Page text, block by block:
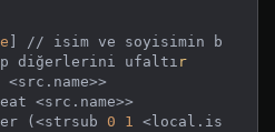
] // isim ve soyisimin b
diğerlerini ufaltı r
<src.name>>
(<strsub 0 1 <local.is